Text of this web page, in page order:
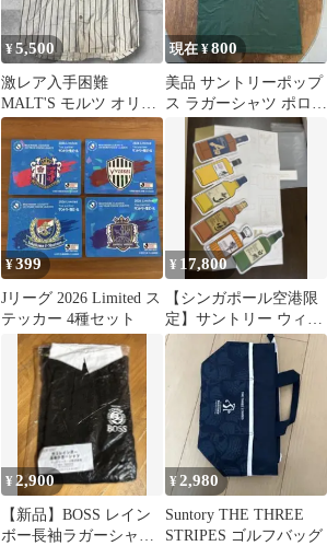
¥5,500
激レア入手困難
MALT'S モルツ オリジ
ナルベー スボールシャ
ツ ビンテージ
現在 ¥800
美品 サントリーポップ
ス ラガーシャツ ポロシ
ャツ 半袖シャツ 緑 企
業物
¥399
Jリーグ 2026 Limited ス
テッカー 4種セット
¥ 17,800
【シンガポール空港限
定】サントリー ウィス
キー100周年記念 ステ
ッカーセット
¥ 2,900
【新品】BOSS レイン
ボー長袖ラガーシャツ
¥2,980
Suntory THE THREE
STRIPES ゴルフバッグ